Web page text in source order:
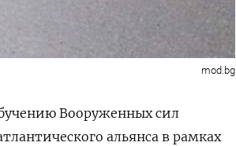
mod.bg
Вооруженных сил
альянса в рамках